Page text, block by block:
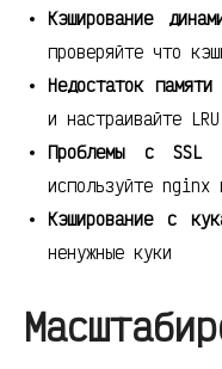
Кэширование
проверяйте что
Недостаток памяти
и настраивайте LRU
Проблемы с SSL—
используйте nginx
Кэширование с
ненужные куки